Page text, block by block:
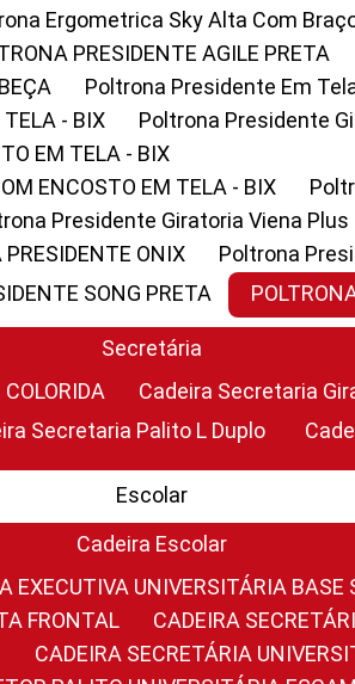
Ergometrica Sky Alta Com
PRESIDENTE AGILE PRETA
Poltrona Presidente Em
TELA - BIX
Poltrona Presidente
EM TELA - BIX
ENCOSTO EM TELA - BIX
Presidente Giratoria Viena Plus
PRESIDENTE ONIX
Poltrona
SONG PRETA
Secretária
Cadeira Secretaria
Secretaria Palito L Duplo
Escolar
Cadeira Escolar
EXECUTIVA UNIVERSITÁRIA BASE
FRONTAL
CADEIRA
CADEIRA SECRETÁRIA